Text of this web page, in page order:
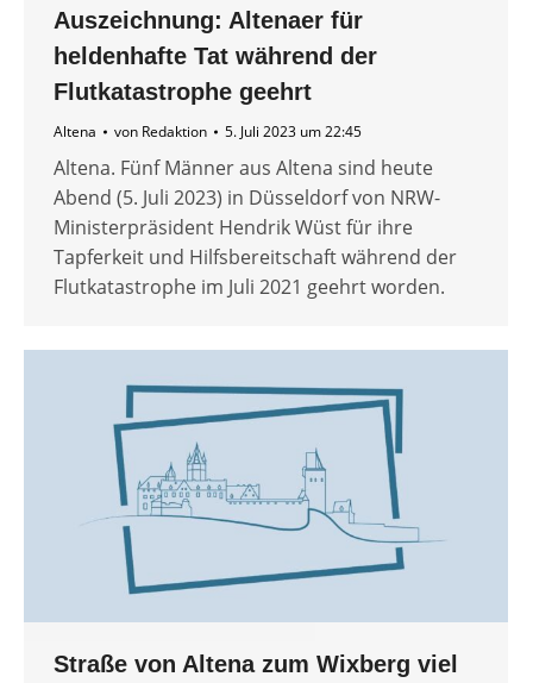
Auszeichnung: Altenaer für
heldenhafte Tat während der
Flutkatastrophe geehrt
Altena von Redaktion 5. Juli 2023 um 22:45
Altena. Fünf Männer aus Altena sind heute
Abend (5. Juli 2023) in Düsseldorf von NRW-
Ministerpräsident Hendrik Wüst für ihre
Tapferkeit und Hilfsbereitschaft während der
Flutkatastrophe im Juli 2021 geehrt worden.
Straße von Altena zum Wixberg viel